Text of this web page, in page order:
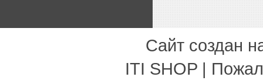
Сайт создан
ITI SHOP |